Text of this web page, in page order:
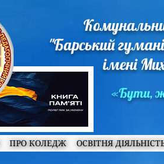
"Барський
імені
«Бути,
ПРО КОЛЕДЖ ОСВІТНЯ